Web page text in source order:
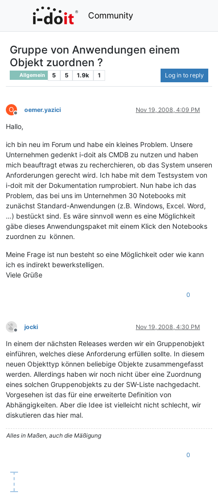
Community
Gruppe von Anwendungen einem
Objekt zuordnen ?
Allgemein 5 5 1.9k 1 Log in to reply
O
Offline
oemer.yazici Nov 19, 2008, 4:09 PM
Hallo,
ich bin neu im Forum und habe ein kleines Problem. Unsere
Unternehmen gedenkt i-doit als CMDB zu nutzen und haben
mich beauftragt etwas zu recherchieren, ob das System unseren
Anforderungen gerecht wird. Ich habe mit dem Testsystem von
i-doit mit der Dokumentation rumprobiert. Nun habe ich das
Problem, das bei uns im Unternehmen 30 Notebooks mit
zunächst Standard-Anwendungen (z.B. Windows, Excel. Word,
…) bestückt sind. Es wäre sinnvoll wenn es eine Möglichkeit
gäbe dieses Anwendungspaket mit einem Klick den Notebooks
zuordnen zu können.
Meine Frage ist nun besteht so eine Möglichkeit oder wie kann
ich es indirekt bewerkstelligen.
Viele Grüße
0
Offline
jocki Nov 19, 2008, 4:30 PM
In einem der nächsten Releases werden wir ein Gruppenobjekt
einführen, welches diese Anforderung erfüllen sollte. In diesem
neuen Objekttyp können beliebige Objekte zusammengefasst
werden. Allerdings haben wir noch nicht über eine Zuordnung
eines solchen Gruppenobjekts zu der SW-Liste nachgedacht.
Vorgesehen ist das für eine erweiterte Definition von
Abhängigkeiten. Aber die Idee ist vielleicht nicht schlecht, wir
diskutieren das hier mal.
Alles in Maßen, auch die Mäßigung
0